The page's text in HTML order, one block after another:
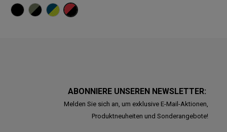
ABONNIERE UNSEREN NEWSLETTER:
Melden Sie sich an, um exklusive E-Mail-Aktionen,
Produktneuheiten und Sonderangebote!